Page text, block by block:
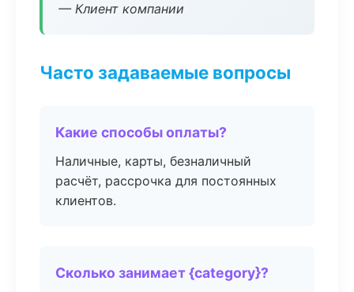
— Клиент компании
Часто задаваемые вопросы
Какие способы оплаты?
Наличные, карты, безналичный
расчёт, рассрочка для постоянных
клиентов.
Сколько занимает {category}?